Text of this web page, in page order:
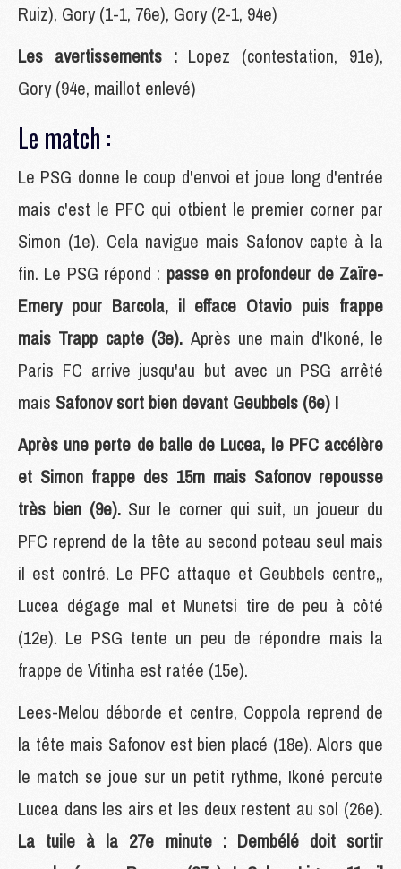
Ruiz), Gory (1-1, 76e), Gory (2-1, 94e)
Les avertissements :Lopez (contestation, 91e),
Gory (94e, maillot enlevé)
Le match :
Le PSG donne le coup d'envoi et joue long d'entrée
mais c'est le PFC qui otbient le premier corner par
Simon (1e). Cela navigue mais Safonov capte à la
fin. Le PSG répond : passe en profondeur de Zaïre-
Emery pour Barcola, il efface Otavio puis frappe
mais Trapp capte (3e). Après une main d'Ikoné, le
Paris FC arrive jusqu'au but avec un PSG arrêté
mais Safonov sort bien devant Geubbels (6e) !
Après une perte de balle de Lucea, le PFC accélère
et Simon frappe des 15m mais Safonov repousse
très bien (9e). Sur le corner qui suit, un joueur du
PFC reprend de la tête au second poteau seul mais
il est contré. Le PFC attaque et Geubbels centre,,
Lucea dégage mal et Munetsi tire de peu à côté
(12e). Le PSG tente un peu de répondre mais la
frappe de Vitinha est ratée (15e).
Lees-Melou déborde et centre, Coppola reprend de
la tête mais Safonov est bien placé (18e). Alors que
le match se joue sur un petit rythme, Ikoné percute
Lucea dans les airs et les deux restent au sol (26e).
La tuile à la 27e minute : Dembélé doit sortir